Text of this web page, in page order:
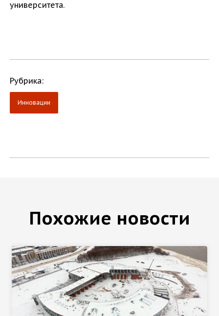
университета.
Рубрика:
Инновации
Похожие новости